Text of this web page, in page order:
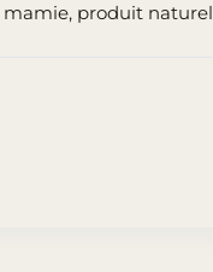
mamie, produit naturel